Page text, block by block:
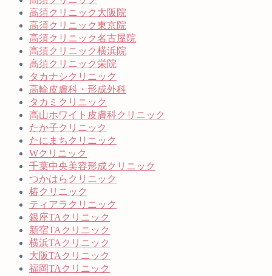
高須クリニック大阪院
高須クリニック東京院
高須クリニック名古屋院
高須クリニック横浜院
高須クリニック栄院
タカナシクリニック
高輪皮膚科・形成外科
タカミクリニック
高山ホワイト皮膚科クリニック
たか子クリニック
たにまちクリニック
Wクリニック
千葉中央美容形成クリニック
つかはらクリニック
椿クリニック
ティアラクリニック
銀座TAクリニック
新宿TAクリニック
横浜TAクリニック
大阪TAクリニック
福岡TAクリニック